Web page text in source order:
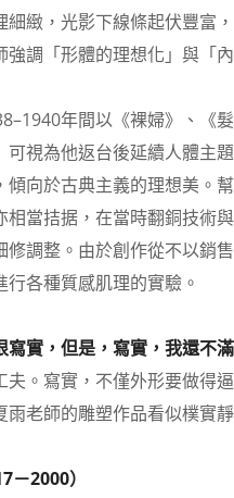
細緻，光影下線條起伏豐富
強調「形體的理想化」與「
年間以《裸婦》、《
可視為他返台後延續人體主
傾向於古典主義的理想美。
相當拮据，在當時翻銅技術
修調整。由於創作從不以銷
行各種質感肌理的實驗。
寫實，但是，寫實，我還不
夫。寫實，不僅外形要做得
雨老師的雕塑作品看似樸實
－2000）